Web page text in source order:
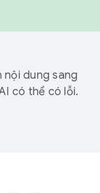
dung sang
có thể có lỗi.